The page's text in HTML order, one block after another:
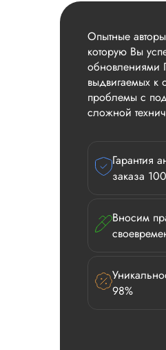
Опытные
которую Вы
обновлениями
выдвигаемых
проблемы с
сложной
Гарантия
заказа
Вносим
98%